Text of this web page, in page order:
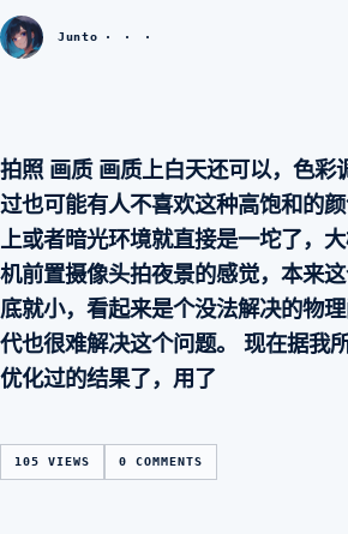
Junto
拍照 画质 画质上白天还可以，色彩
过也可能有人不喜欢这种高饱和的
上或者暗光环境就直接是一坨了，
机前置摄像头拍夜景的感觉，本来
底就小，看起来是个没法解决的物
代也很难解决这个问题。 现在据我
优化过的结果了，用了
105 VIEWS 0 COMMENTS